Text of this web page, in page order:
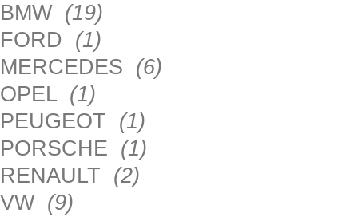
BMW (19)
FORD (1)
MERCEDES (6)
OPEL (1)
PEUGEOT (1)
PORSCHE (1)
RENAULT (2)
VW (9)